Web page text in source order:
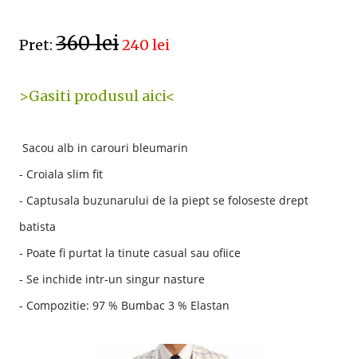
Pret: 360 lei240 lei
>Gasiti produsul aici<
Sacou alb in carouri bleumarin
- Croiala slim fit
- Captusala buzunarului de la piept se foloseste drept
batista
- Poate fi purtat la tinute casual sau ofiice
- Se inchide intr-un singur nasture
- Compozitie: 97 % Bumbac 3 % Elastan